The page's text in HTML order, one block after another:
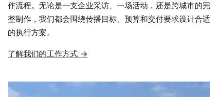
作流程。无论是一支企业采访、一场活动，还是跨城市的完
整制作，我们都会围绕传播目标、预算和交付要求设计合适
的执行方案。
了解我们的工作方式 →